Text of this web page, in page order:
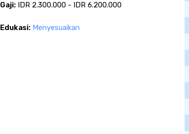
Gaji: IDR 2.300.000 - IDR 6.200.000
Edukasi: Menyesuaikan